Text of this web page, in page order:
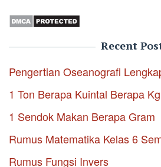
Recent
Pengertian Oseanografi
1 Ton Berapa Kuintal Berapa Kg
1 Sendok Makan Berapa Gram
Rumus Matematika Kelas 6
Rumus Fungsi Invers